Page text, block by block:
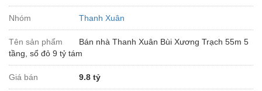
Tìm
kiếm
Đăng
nhập
Nhóm Thanh Xuân
Tên sản phẩm
Bán nhà Thanh Xuân Bùi Xương Trạch 55m 5
tầng, sổ đỏ 9 tỷ tám
Giá bán 9.8 tỷ